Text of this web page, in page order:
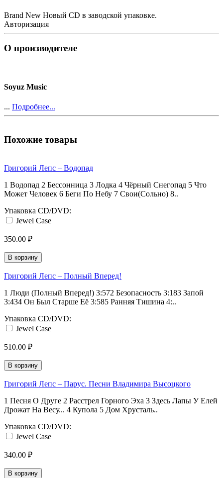
Brand New Новый CD в заводской упаковке.
Авторизация
О производителе
Soyuz Music
... Подробнее...
Похожие товары
Григорий Лепс ‎– Водопад
1 Водопад 2 Бессонница 3 Лодка 4 Чёрный Снегопад 5 Что
Может Человек 6 Беги По Небу 7 Свои(Сольно) 8..
Упаковка CD/DVD:
Jewel Case
350.00 ₽
В корзину
Григорий Лепс ‎– Полный Вперед!
1 Люди (Полный Вперед!) 3:572 Безопасность 3:183 Запой
3:434 Он Был Старше Её 3:585 Ранняя Тишина 4:..
Упаковка CD/DVD:
Jewel Case
510.00 ₽
В корзину
Григорий Лепс ‎– Парус. Песни Владимира Высоцкого
1 Песня О Друге 2 Расстрел Горного Эха 3 Здесь Лапы У Елей
Дрожат На Весу... 4 Купола 5 Дом Хрусталь..
Упаковка CD/DVD:
Jewel Case
340.00 ₽
В корзину